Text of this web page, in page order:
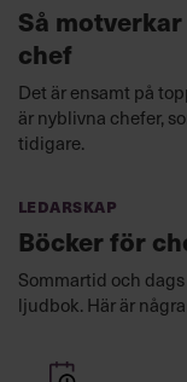
Så
chef
Det är ensamt på
är nyblivna chefer,
tidigare.
Ledarskap
Böcker för
Sommartid och
ljudbok. Här är